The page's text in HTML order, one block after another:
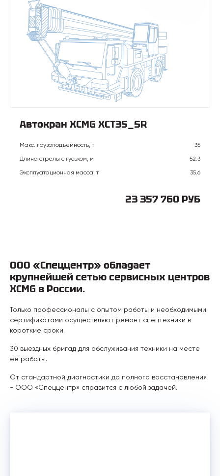
Автокран XCMG XCT35_SR
Макс. грузоподъемность, т
35
Длина стрелы с гуськом, м
52.3
Эксплуатационная масса, т
35.6
23 357 760 РУБ
ООО «Спеццентр» обладает
крупнейшей сетью сервисных центров
XCMG в России.
Только профессионалы с опытом работы и необходимыми
сертификатами осуществляют ремонт спецтехники в
короткие сроки.
30 выездных бригад для обслуживания техники на месте
её работы.
От стандартной диагностики до полного восстановления
- ООО «Спеццентр» справится с любой задачей.